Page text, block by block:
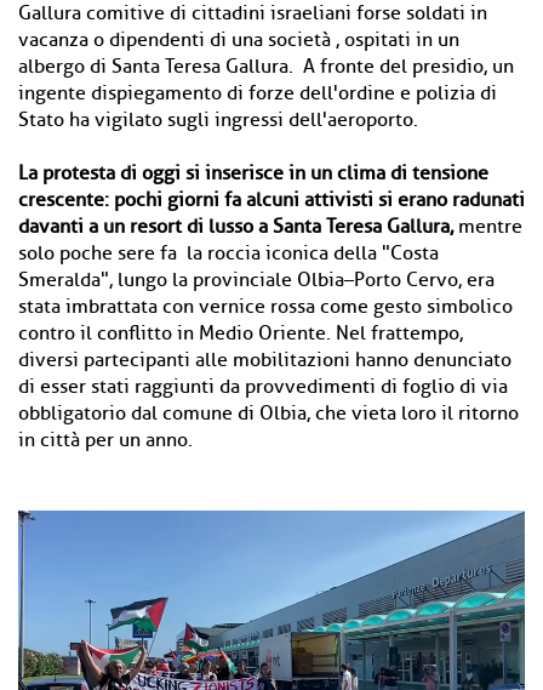
Gallura comitive di cittadini israeliani forse soldati in
vacanza o dipendenti di una società , ospitati in un
albergo di Santa Teresa Gallura. A fronte del presidio, un
ingente dispiegamento di forze dell'ordine e polizia di
Stato ha vigilato sugli ingressi dell'aeroporto.
La protesta di oggi si inserisce in un clima di tensione
crescente: pochi giorni fa alcuni attivisti si erano radunati
davanti a un resort di lusso a Santa Teresa Gallura, mentre
solo poche sere fa la roccia iconica della "Costa
Smeralda", lungo la provinciale Olbia–Porto Cervo, era
stata imbrattata con vernice rossa come gesto simbolico
contro il conflitto in Medio Oriente. Nel frattempo,
diversi partecipanti alle mobilitazioni hanno denunciato
di esser stati raggiunti da provvedimenti di foglio di via
obbligatorio dal comune di Olbia, che vieta loro il ritorno
in città per un anno.